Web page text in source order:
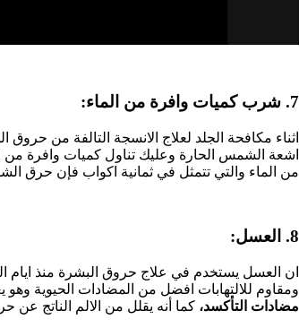
7. شرب كميات وافرة من الماء:
اثناء مكافحة الجلد لعلاج الانسجة التالفة من
اشعة الشمس الحارة وعليك تناول كميات وافرة من
من الماء والتي تتمثل في ثمانية اكواب فإن حرق
8. العسل:
ان العسل يستخدم في علاج حروق البشرة منذ ايام
ومقاوم للالتهابات افضل من المضادات الحيوية
مضادات التأكسد، كما أنه يقلل من الالم الناتج